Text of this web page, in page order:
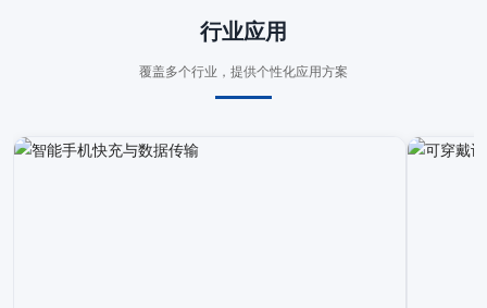
行业应用
覆盖多个行业，提供个性化应用方案